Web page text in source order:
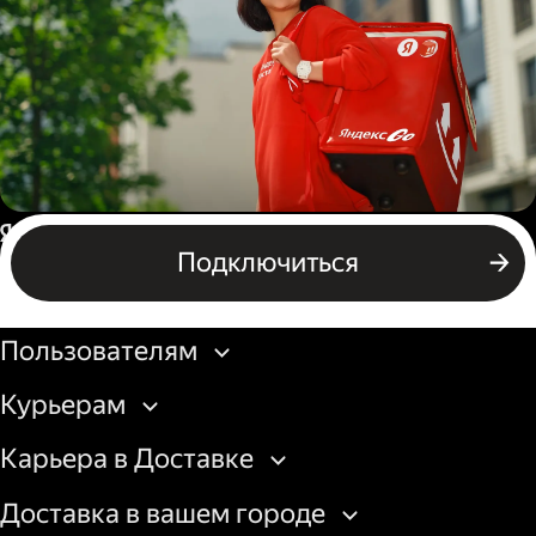
грузовой машины
Пеший курьер
Подключиться
Россия
Бизнесу
Пользователям
Курьерам
Карьера в Доставке
Доставка в вашем городе